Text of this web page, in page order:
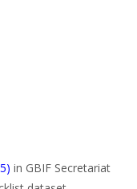
in GBIF Secretariat